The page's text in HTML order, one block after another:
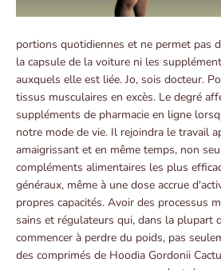
portions quotidiennes et ne permet pas
la capsule de la voiture ni les
auxquels elle est liée. Jo, sois docteur.
tissus musculaires en excès. Le degré
suppléments de pharmacie en ligne
notre mode de vie. Il rejoindra le travail
amaigrissant et en même temps, non
compléments alimentaires les plus
généraux, même à une dose accrue
propres capacités. Avoir des processus
sains et régulateurs qui, dans la plupart
commencer à perdre du poids, pas
des comprimés de Hoodia Gordonii